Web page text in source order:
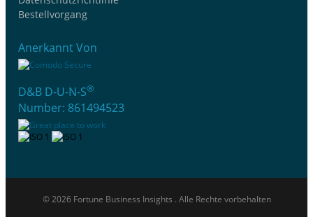
Bestellvorgang
Anerkannt Von
D&B D-U-N-S®
Number: 861494523
© 2026 Fortune Business Insights . Alle Rechte vorbehalten